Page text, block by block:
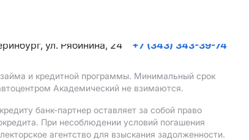
ул. Рябинина, 24
+7 (343) 343-39-74
займа и кредитной программы. Минимальный срок
Академический не взимаются.
банк-партнер оставляет за собой право
При несоблюдении условий погашения
агентство для взыскания задолженности.